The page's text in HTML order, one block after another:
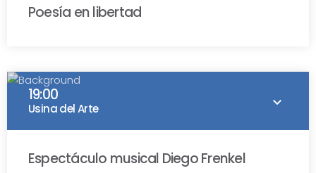
Poesía en libertad
Liliana Heer
19:00
Usina del Arte keyboard_arrow_down
Espectáculo musical Diego Frenkel